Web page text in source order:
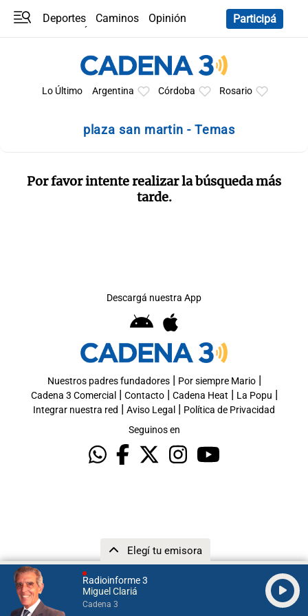
Radioinforme 3
Miguel Clariá
Cadena 3
Elegí tu emisora
Deportes Caminos
Opinión
Participá
Lo Último Argentina Córdoba Rosario
plaza san martin - Temas
Por favor intente realizar la búsqueda más
tarde.
Descargá nuestra App
Nuestros padres fundadores| Por siempre Mario|
Cadena 3 Comercial | Contacto| Cadena Heat | La Popu |
Integrar nuestra red | Aviso Legal | Política de Privacidad
Seguinos en